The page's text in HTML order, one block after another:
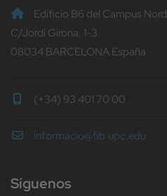
Edificio B6 del Campus Nord
C/Jordi Girona, 1-3
08034 BARCELONA España
(+34) 93 401 70 00
informacio@fib.upc.edu
Síguenos